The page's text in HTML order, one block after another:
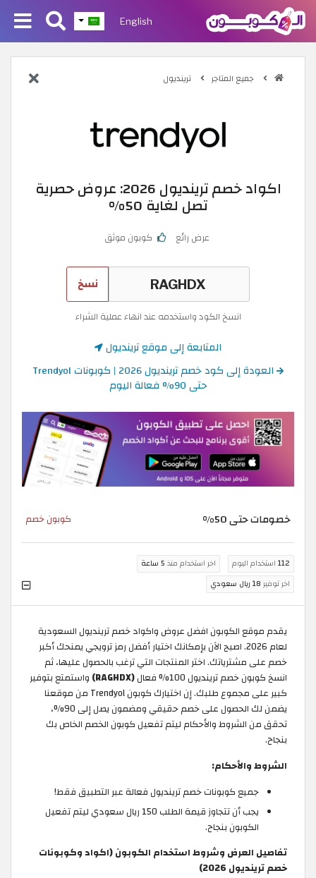
English
جميع المتاجر ترينديول
اكواد خصم ترينديول 2026: عروض حصرية
تصل لغاية 50%
عرض رائع كوبون موثق
نسخ
انسخ الكود واستخدمه عند انهاء عملية الشراء
المتابعة إلى موقع ترينديول
العودة إلى كود خصم ترينديول 2026 | كوبونات Trendyol
حتى 90% فعالة اليوم
خصومات حتى 50% كوبون خصم
112 استخدام اليوم اخر استخدام منذ 5 ساعة
اخر توفير 18 ريال سعودي
يقدم موقع الكوبون افضل عروض واكواد خصم ترينديول السعودية
لعام 2026. اصبح الآن بإمكانك اختيار أفضل رمز ترويجي يمنحك أكبر
خصم على مشترياتك. اختر المنتجات التي ترغب بالحصول عليها، ثم
انسخ كوبون خصم ترينديول 100% فعال
(RAGHDX)
واستمتع بتوفير
كبير على مجموع طلبك. إن اختيارك كوبون Trendyol من موقعنا
يضمن لك الحصول على خصم حقيقي ومضمون يصل إلى 90%،
تحقق من الشروط والأحكام ليتم تفعيل كوبون الخصم الخاص بك
بنجاح.
الشروط والأحكام:
جميع كوبونات خصم ترينديول فعالة عبر التطبيق فقط!
يجب أن تتجاوز قيمة الطلب 150 ريال سعودي ليتم تفعيل
الكوبون بنجاح.
تفاصيل العرض وشروط استخدام الكوبون (اكواد وكوبونات
خصم ترينديول 2026)